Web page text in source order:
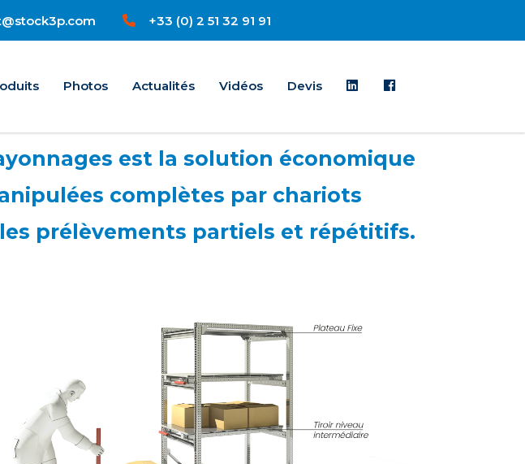
+33 (0) 2 51 32 91 91
Photos Actualités Vidéos Devis Linkedin
est la solution économique
complètes par chariots
prélèvements partiels et répétitifs.